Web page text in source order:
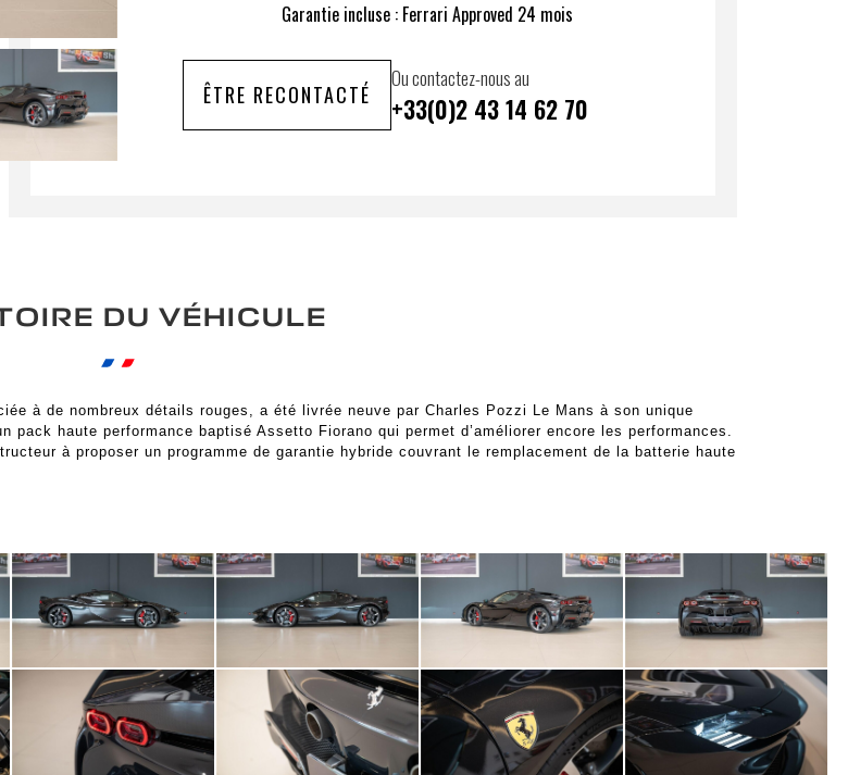
Garantie incluse : Ferrari Approved 24 mois
ÊTRE RECONTACTÉ
Ou contactez-nous au
+33(0)2 43 14 62 70
DU VÉHICULE
à de nombreux détails rouges, a été livrée neuve par Charles Pozzi Le Mans à son unique
haute performance baptisé Assetto Fiorano qui permet d’améliorer encore les performances.
à proposer un programme de garantie hybride couvrant le remplacement de la batterie haute